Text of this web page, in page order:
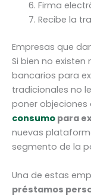
Firma
Recibe la
Empresas que
Si bien no
bancarios para
tradicionales no
poner objeciones
consumo para
nuevas
segmento de la
Una de estas
préstamos